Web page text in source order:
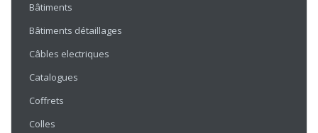
Bâtiments
Bâtiments détaillages
Câbles electriques
Catalogues
Coffrets
Colles